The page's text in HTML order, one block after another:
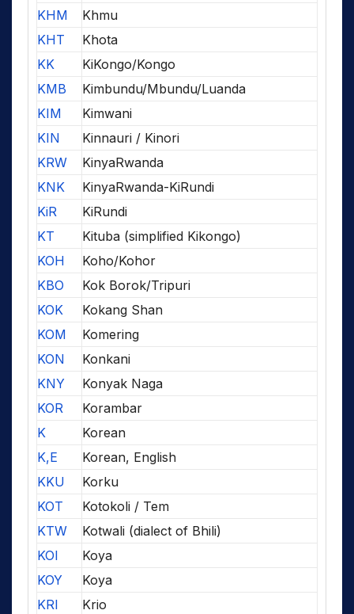
KHM
Khmu
KHT
Khota
KK
KiKongo/Kongo
KMB
Kimbundu/Mbundu/Luanda
KIM
Kimwani
KIN
Kinnauri / Kinori
KRW
KinyaRwanda
KNK
KinyaRwanda-KiRundi
KiR
KiRundi
KT
Kituba (simplified Kikongo)
KOH
Koho/Kohor
KBO
Kok Borok/Tripuri
KOK
Kokang Shan
KOM
Komering
KON
Konkani
KNY
Konyak Naga
KOR
Korambar
K
Korean
K,E
Korean, English
KKU
Korku
KOT
Kotokoli / Tem
KTW
Kotwali (dialect of Bhili)
KOI
Koya
KOY
Koya
KRI
Krio